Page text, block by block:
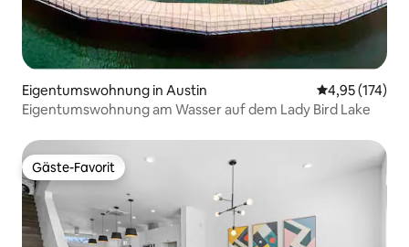
Eigentumswohnung in Austin
4,95 (174)
Eigentumswohnung am Wasser auf dem Lady Bird Lake
Gäste-Favorit
Gäste-Favorit